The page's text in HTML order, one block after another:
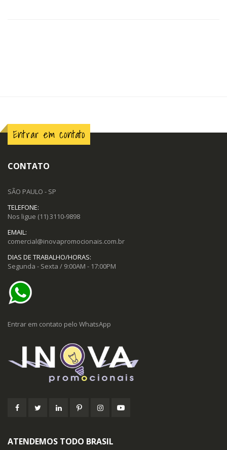
Entrar em contato
CONTATO
SÃO PAULO - SP
TELEFONE:
Nos ligue (11) 3110-9898
EMAIL:
comercial@inovapromocionais.com.br
DIAS DE TRABALHO/HORAS:
Segunda - Sexta / 9:00AM - 17:00PM
Entrar em contato pelo WhatsApp
ATENDEMOS TODO BRASIL